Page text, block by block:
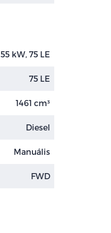
55 kW, 75 LE
75 LE
1461 cm³
Diesel
Manuális
FWD